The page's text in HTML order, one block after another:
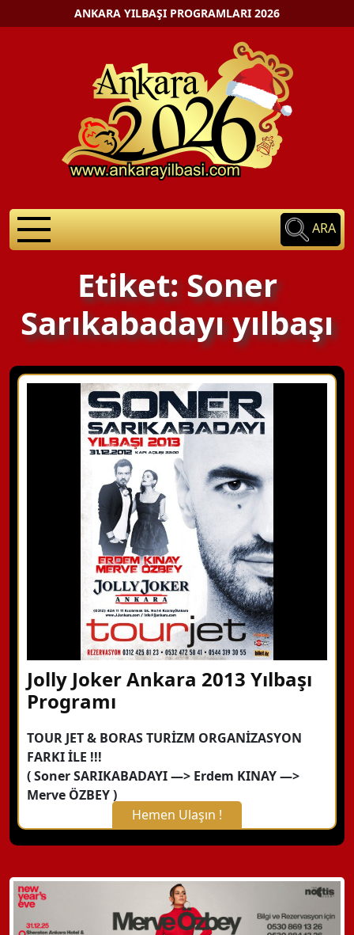
ANKARA YILBAŞI PROGRAMLARI 2026
ARA
Etiket: Soner
Sarıkabadayı yılbaşı
Jolly Joker Ankara 2013 Yılbaşı
Programı
TOUR JET & BORAS TURİZM ORGANİZASYON
FARKI İLE !!!
( Soner SARIKABADAYI —> Erdem KINAY —>
Merve ÖZBEY )
Hemen Ulaşın !
X Kapat
WhatsApp ile Bilgi Alın